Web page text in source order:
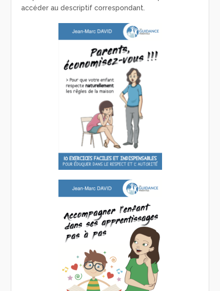
accéder au descriptif correspondant.